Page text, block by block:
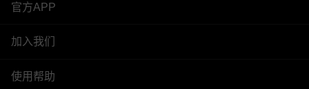
官方APP
加入我们
使用帮助